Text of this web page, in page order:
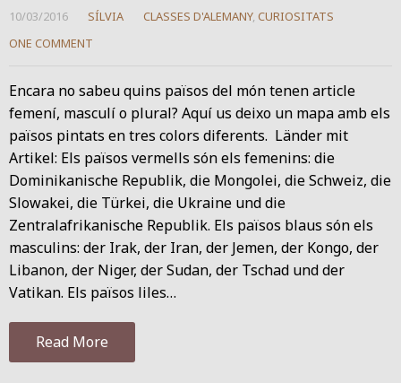
10/03/2016 SÍLVIA CLASSES D'ALEMANY, CURIOSITATS
ONE COMMENT
Encara no sabeu quins països del món tenen article
femení, masculí o plural? Aquí us deixo un mapa amb els
països pintats en tres colors diferents. Länder mit
Artikel: Els països vermells són els femenins: die
Dominikanische Republik, die Mongolei, die Schweiz, die
Slowakei, die Türkei, die Ukraine und die
Zentralafrikanische Republik. Els països blaus són els
masculins: der Irak, der Iran, der Jemen, der Kongo, der
Libanon, der Niger, der Sudan, der Tschad und der
Vatikan. Els països liles…
Read More